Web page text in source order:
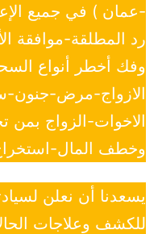
-عمان ) في جميع
رد المطلقة-موافقة
وفك أخطر أنواع
الازواج-مرض-جنون-
الاخوات-الزواج بمن
وخطف المال-استخراج
يسعدنا أن نعلن
للكشف وعلاجات